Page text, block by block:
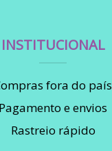
INSTITUCIONAL
fora do país
Pagamento e envios
Rastreio rápido